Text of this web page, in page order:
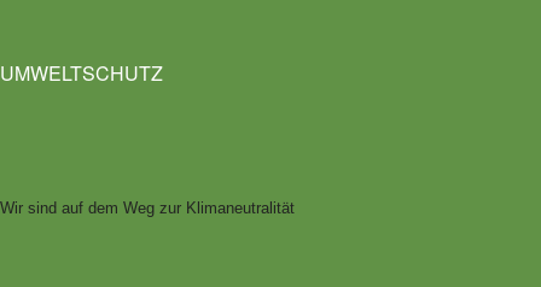
UMWELTSCHUTZ
Wir sind auf dem Weg zur Klimaneutralität